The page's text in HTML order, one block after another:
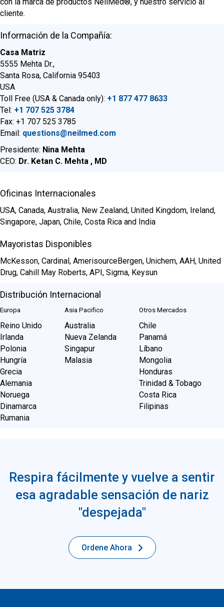
cliente.
Información de la Compañía:
Casa Matriz
5555 Mehta Dr.,
Santa Rosa, California 95403
USA
Toll Free (USA & Canada only): +1 877 477 8633
Tel: +1 707 525 3784
Fax: +1 707 525 3785
Email: questions@neilmed.com
Presidente: Nina Mehta
CEO: Dr. Ketan C. Mehta , MD
Oficinas Internacionales
USA, Canada, Australia, New Zealand, United Kingdom, Ireland,
Singapore, Japan, Chile, Costa Rica and India
Mayoristas Disponibles
McKesson, Cardinal, AmerisourceBergen, Unichem, AAH, United
Drug, Cahill May Roberts, API, Sigma, Keysun
Distribución Internacional
Europa
Reino Unido
Irlanda
Polonia
Hungría
Grecia
Alemania
Noruega
Dinamarca
Rumania
Asia Pacifico
Australia
Nueva Zelanda
Singapur
Malasia
Otros Mercados
Chile
Panamá
Líbano
Mongolia
Honduras
Trinidad & Tobago
Costa Rica
Filipinas
Respira fácilmente y vuelve a sentir
esa agradable sensación de nariz
"despejada"
Ordene Ahora